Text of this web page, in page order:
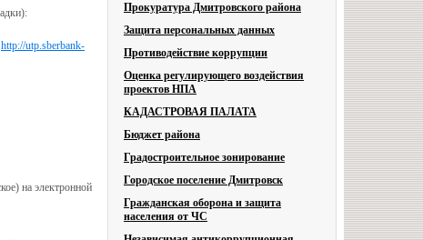
http://utp.sberbank-
на электронной
Прокуратура Дмитровского района
Защита персональных данных
Противодействие коррупции
Оценка регулирующего воздействия
проектов НПА
КАДАСТРОВАЯ ПАЛАТА
Бюджет района
Градостроительное зонирование
Городское поселение Дмитровск
Гражданская оборона и защита
населения от ЧС